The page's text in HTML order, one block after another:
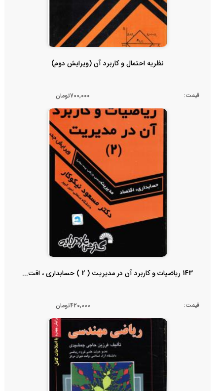
نظریه احتمال و کاربرد آن (ویرایش دوم)
قیمت: 700,000تومان
143 ریاضیات و کاربرد آن در مدیریت ( 2 ) حسابداری ، اقت...
قیمت: 420,000تومان